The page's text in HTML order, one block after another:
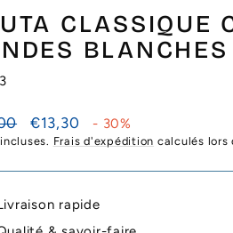
CLASSIQUE
BLANCHES
Prix
réduit
€13,30 - 30%
Frais d'expédition calculés lors
rapide